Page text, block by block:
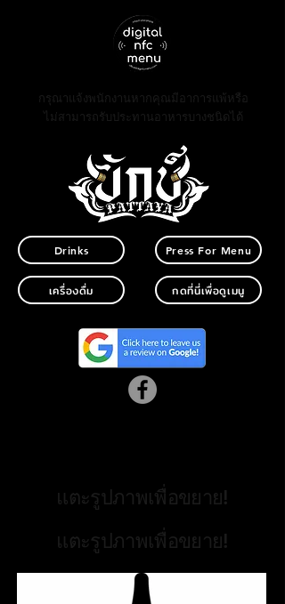
กรุณาแจ้งพนักงานหากคุณมีอาการแพ้หรือ
ไม่สามารถรับประทานอาหารบางชนิดได้
Drinks
เครื่องดื่ม
Press For Menu
กดที่นี่เพื่อดูเมนู
แตะรูปภาพเพื่อขยาย!
แตะรูปภาพเพื่อขยาย!